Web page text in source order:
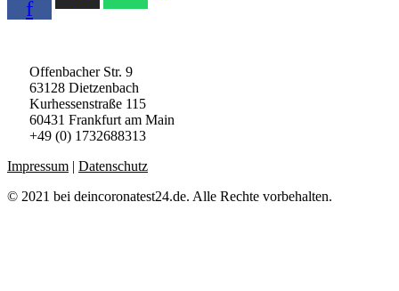
f
Offenbacher Str. 9
63128 Dietzenbach
Kurhessenstraße 115
60431 Frankfurt am Main
+49 (0) 1732688313
Impressum | Datenschutz
© 2021 bei deincoronatest24.de. Alle Rechte vorbehalten.